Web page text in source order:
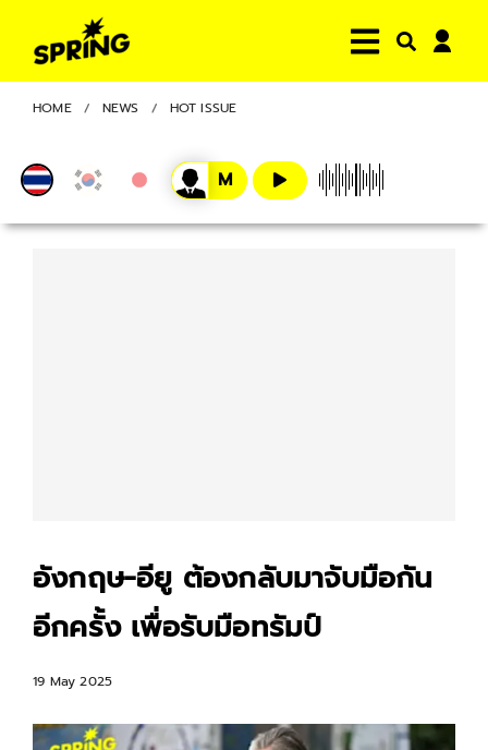
HOME NEWS HOT ISSUE
อังกฤษ-อียู ต้องกลับมาจับมือกัน
อีกครั้ง เพื่อรับมือทรัมป์
19 May 2025